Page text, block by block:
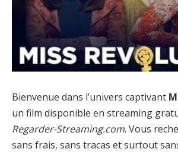
Bienvenue dans l’univers captivant
un film disponible en streaming
Regarder-Streaming.com. Vous
sans frais, sans tracas et surtout